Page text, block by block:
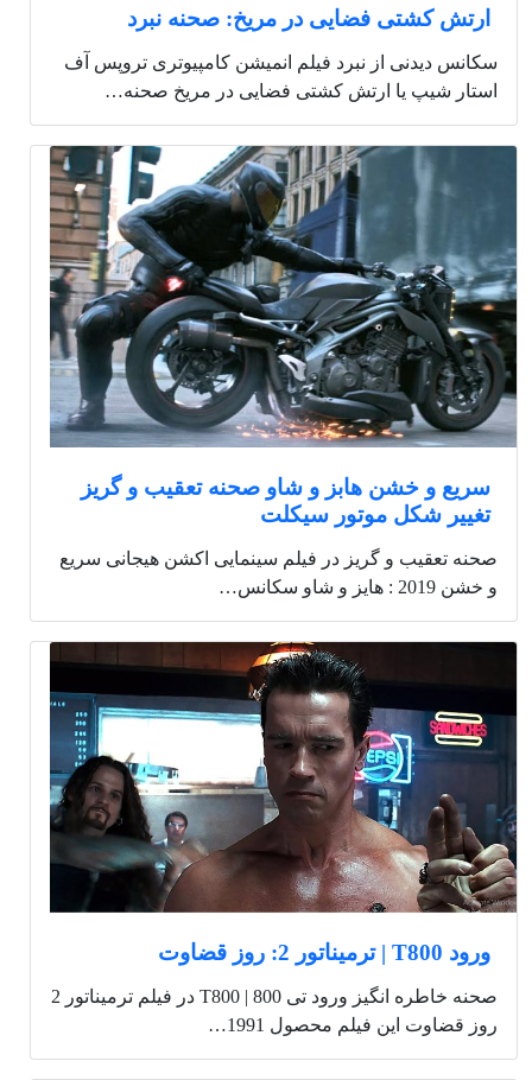
ارتش کشتی فضایی در مریخ: صحنه نبرد
سکانس دیدنی از نبرد فیلم انمیشن کامپیوتری تروپس آف
استار شیپ یا ارتش کشتی فضایی در مریخ صحنه…
سریع و خشن هابز و شاو صحنه تعقیب و گریز
تغییر شکل موتور سیکلت
صحنه تعقیب و گریز در فیلم سینمایی اکشن هیجانی سریع
و خشن 2019 : هایز و شاو سکانس…
ورود T800 | ترمیناتور 2: روز قضاوت
صحنه خاطره انگیز ورود تی 800 | T800 در فیلم ترمیناتور 2
روز قضاوت این فیلم محصول 1991…